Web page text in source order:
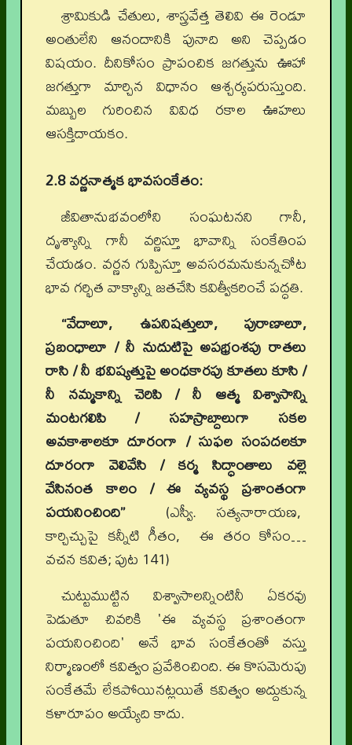
శ్రామికుడి చేతులు, శాస్త్రవేత్త తెలివి ఈ రెండూ
అంతులేని ఆనందానికి పునాది అని చెప్పడం
విషయం. దీనికోసం ప్రాపంచిక జగత్తును ఊహా
జగత్తుగా మార్చిన విధానం ఆశ్చర్యపరుస్తుంది.
మబ్బుల గురించిన వివిధ రకాల ఊహలు
ఆసక్తిదాయకం.
2.8 వర్ణనాత్మక భావసంకేతం:
జీవితానుభవంలోని సంఘటనని గానీ,
దృశ్యాన్ని గానీ వర్ణిస్తూ భావాన్ని సంకేతింప
చేయడం. వర్ణన గుప్పిస్తూ అవసరమనుకున్నచోట
భావ గర్భిత వాక్యాన్ని జతచేసి కవిత్వీకరించే పద్ధతి.
“వేదాలూ, ఉపనిషత్తులూ, పురాణాలూ,
ప్రబంధాలూ / నీ నుదుటిపై అపభ్రంశపు రాతలు
రాసి / నీ భవిష్యత్తుపై అంధకారపు కూతలు కూసి /
నీ నమ్మకాన్ని చెరిపి / నీ ఆత్మ విశ్వాసాన్ని
మంటగలిపి / సహస్రాబ్దాలుగా సకల
అవకాశాలకూ దూరంగా / సుఫల సంపదలకూ
దూరంగా వెలివేసి / కర్మ సిద్ధాంతాలు వల్లె
వేసినంత కాలం / ఈ వ్యవస్థ ప్రశాంతంగా
పయనించింది”(ఎస్వీ. సత్యనారాయణ,
కార్చిచ్చుపై కన్నీటి గీతం, ఈ తరం కోసం…
వచన కవిత; పుట 141)
చుట్టుముట్టిన విశ్వాసాలన్నింటినీ ఏకరవు
పెడుతూ చివరికి 'ఈ వ్యవస్థ ప్రశాంతంగా
పయనించింది' అనే భావ సంకేతంతో వస్తు
నిర్మాణంలో కవిత్వం ప్రవేశించింది. ఈ కొసమెరుపు
సంకేతమే లేకపోయినట్లయితే కవిత్వం అద్దుకున్న
కళారూపం అయ్యేది కాదు.